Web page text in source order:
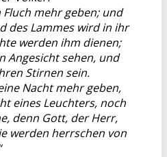
mehr geben; und
des Lammes wird in ihr
werden ihm dienen;
Angesicht sehen, und
Stirnen sein.
Nacht mehr geben,
eines Leuchters, noch
denn Gott, der Herr,
werden herrschen von